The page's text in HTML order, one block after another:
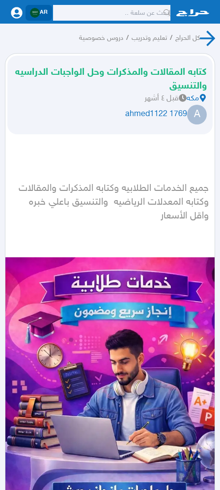
AR
كل الحراج / تعليم وتدريب / دروس خصوصية
كتابه المقالات والمذكرات وحل الواجبات الدراسيه
والتنسيق
مكه قبل ٤ أشهر
A
ahmed1122 1769
واقل الأسعار